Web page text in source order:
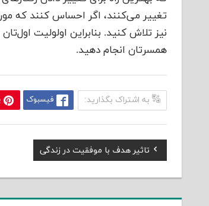
تغییر می‌کنند، اگر احساس کنند که
نیز تلاش کنید. بنابراین اولولیت
همسرتان انجام دهید.
به اشتراک بگذارید: فیسبوک
راهبری
نوشته
Previous
Post:
تاثیر هدف با موفقیت در زندگی